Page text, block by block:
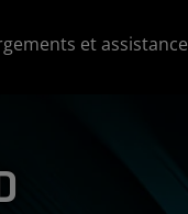
et assistance